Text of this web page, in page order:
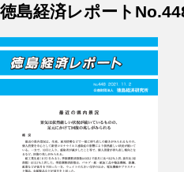
日:
徳島経済レポート